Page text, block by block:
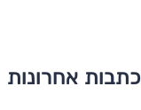
כתבות אחרונות